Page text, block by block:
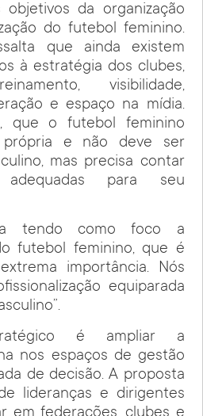
da organização
do futebol feminino.
que ainda existem
à estratégia dos clubes,
visibilidade,
e espaço na mídia.
que o futebol feminino
própria e não deve ser
mas precisa contar
para seu
tendo como foco a
futebol feminino, que é
importância. Nós
equiparada
é ampliar a
nos espaços de gestão
de decisão. A proposta
lideranças e dirigentes